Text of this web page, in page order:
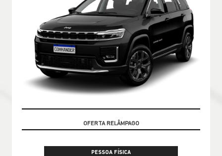
CONDIÇÃO IMPERDÍVEL
PESSOA FÍSICA